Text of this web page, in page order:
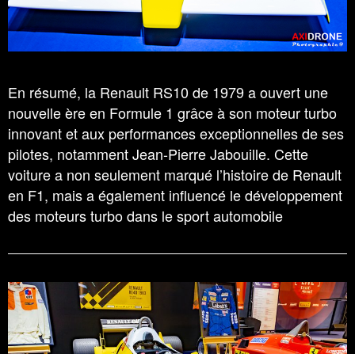
En résumé, la Renault RS10 de 1979 a ouvert une
nouvelle ère en Formule 1 grâce à son moteur turbo
innovant et aux performances exceptionnelles de ses
pilotes, notamment Jean-Pierre Jabouille. Cette
voiture a non seulement marqué l’histoire de Renault
en F1, mais a également influencé le développement
des moteurs turbo dans le sport automobile